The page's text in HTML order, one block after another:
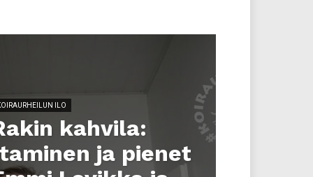
ILO
kahvila:
ja pienet